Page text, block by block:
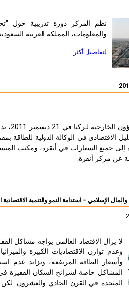
نظم المركز دورة تدريبية حول
والمعلومات، المملكة العربية السعودية في الفترة ما بين 24-26 ديسمبر
لتفاصيل أكثر
الاقتصادي في الوكالة الدولية للطاقة
جميع السفارات في أنقرة، ومكتب
عن مركز أنقرة.
الإسلامي – استدامة النمو والتنمية
لا يزال الاقتصاد العالمي يواجه مشاكل
وعدم توازن الاقتصاديات الكبيرة
وأسعار الطاقة المرتفعة، وتزايد عدم
المشاكل خاصة لشرائح السكان الفقيرة
المتحدة في القرن الحادي والعشرون.